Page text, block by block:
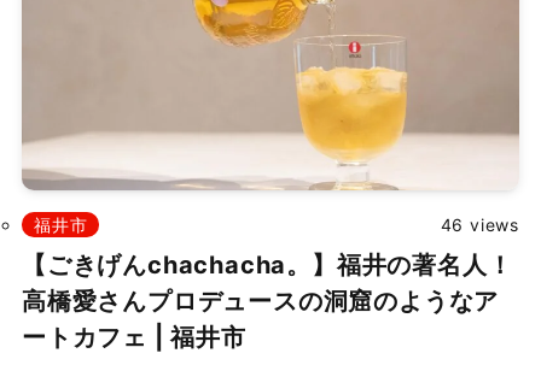
メンバー紹介
プライバシーポリシー
Japanese
©2026 ふくたま｜福井のグルメ・観光地の魅力発信情報サイト
Powered by TOROSSA.
福井市 46 views
【ごきげんchachacha。】福井の著名人！
高橋愛さんプロデュースの洞窟のようなア
ートカフェ | 福井市